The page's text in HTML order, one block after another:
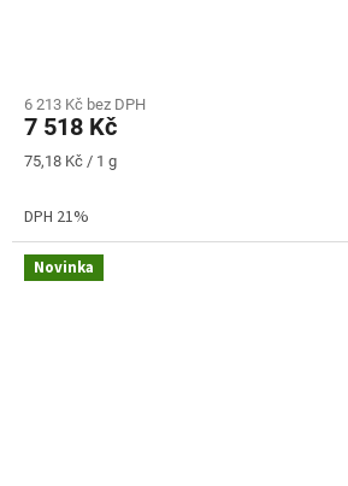
6 213 Kč bez DPH
7 518 Kč
Měrná
75,18 Kč / 1 g
DPH 21%
Novinka